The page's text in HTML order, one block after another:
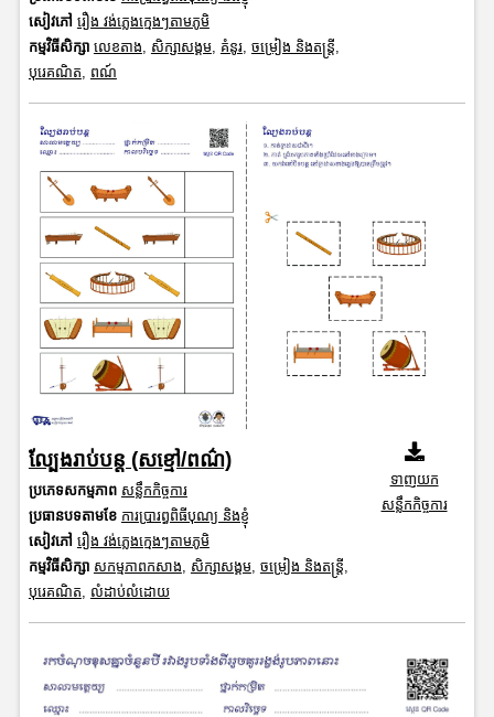
សៀវភៅ រឿង វង់ភ្លេងក្មេងៗតាមភូមិ
កម្មវិធីសិក្សា លេខតាង, សិក្សាសង្គម, គំនូរ, ចម្រៀង និងតន្ត្រី,
បុរេគណិត, ពណ៍
ល្បែងរាប់បន្ត (សខ្មៅ/ពណ៌)
ប្រភេទសកម្មភាព សន្លឹកកិច្ចការ
ប្រធានបទតាមខែ ការប្រារព្ធពិធីបុណ្យ និងខ្ញុំ
សៀវភៅ រឿង វង់ភ្លេងក្មេងៗតាមភូមិ
កម្មវិធីសិក្សា សកម្មភាពកសាង សិក្សាសង្គម, ចម្រៀង និងតន្ត្រី
បុរេគណិត
លំដាប់លំដោយ
ទាញយក
សន្លឹកកិច្ចការ